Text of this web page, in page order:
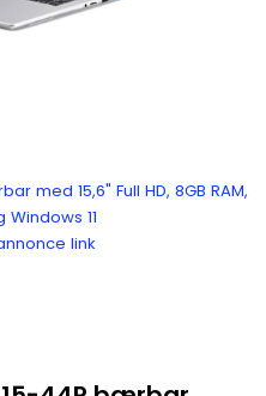
med 15,6" Full HD, 8GB RAM,
Windows 11
link